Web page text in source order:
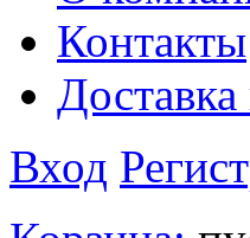
Контакты
Вход